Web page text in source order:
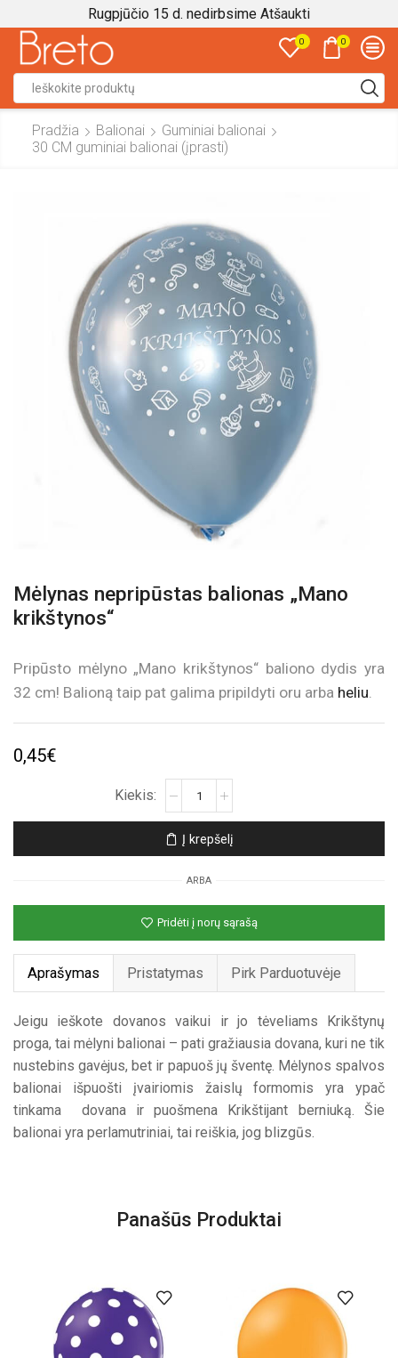
Rugpjūčio 15 d. nedirbsime Atšaukti
0 0
input
Pradžia Balionai
Guminiai balionai
30 CM guminiai balionai (įprasti)
Mėlynas nepripūstas balionas „Mano
krikštynos“
Pripūsto mėlyno „Mano krikštynos“ baliono dydis yra
32 cm! Balioną taip pat galima pripildyti oru arba heliu.
0,45€
Mėlynas
nepripūstas
„Mano
krikštynos“
Į krepšelį
ARBA
Pridėti į norų sąrašą
Aprašymas Pristatymas Pirk Parduotuvėje
Jeigu ieškote dovanos vaikui ir jo tėveliams Krikštynų
proga, tai mėlyni balionai – pati gražiausia dovana, kuri ne tik
nustebins gavėjus, bet ir papuoš jų šventę. Mėlynos spalvos
balionai išpuošti įvairiomis žaislų formomis yra ypač
tinkama dovana ir puošmena Krikštijant berniuką. Šie
balionai yra perlamutriniai, tai reiškia, jog blizgūs.
Panašūs Produktai